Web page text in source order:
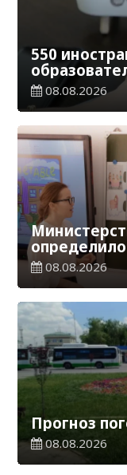
550
обучения в
08.08.2026
каникул на
08.08.2026
Прогноз
08.08.2026